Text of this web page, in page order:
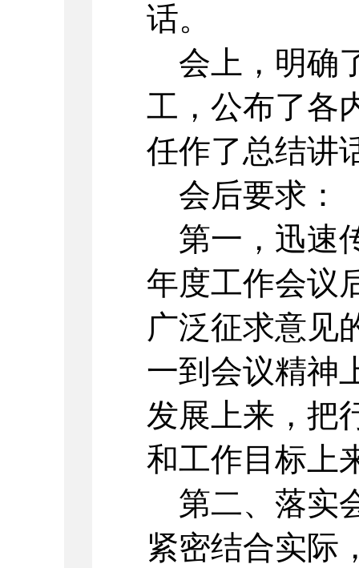
话。
会上，明确
工，公布了各
任作了总结讲
会后要求：
第一，迅速
年度工作会议
广泛征求意见
一到会议精神
发展上来，把
和工作目标上
第二、落实
紧密结合实际